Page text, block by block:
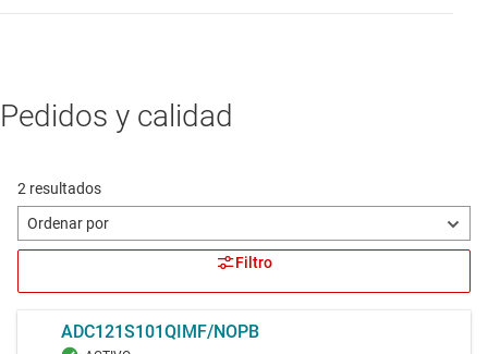
Pedidos y calidad